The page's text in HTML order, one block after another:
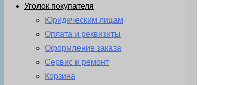
Уголок покупателя
Юридическим лицам
Оплата и реквизиты
Оформление заказа
Сервис и ремонт
Корзина